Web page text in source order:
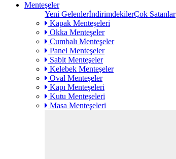
Menteşeler
Yeni GelenlerİndirimdekilerÇok Satanlar
Kapak Menteşeleri
Okka Menteşeler
Cumbalı Menteşeler
Panel Menteşeler
Sabit Menteşeler
Kelebek Menteşeler
Oval Menteşeler
Kapı Menteşeleri
Kutu Menteşeleri
Masa Menteşeleri